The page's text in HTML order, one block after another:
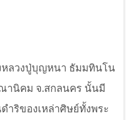
หลวงปู่บุญหนา ธัมมทินโน
านิคม จ.สกลนคร นั้นมี
ำริของเหล่าศิษย์ทั้งพระ